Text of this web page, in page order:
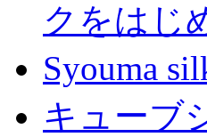
クをはじ
Syouma
キューブ